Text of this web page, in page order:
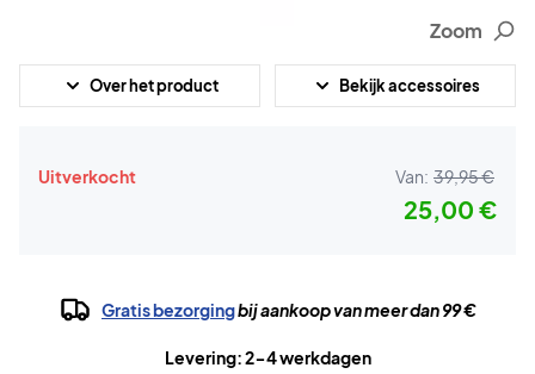
Zoom
Over het product Bekijk accessoires
Uitverkocht Van: 39,95 €
25,00 €
Gratis bezorgingbij aankoop van meer dan 99 €
Levering: 2-4 werkdagen